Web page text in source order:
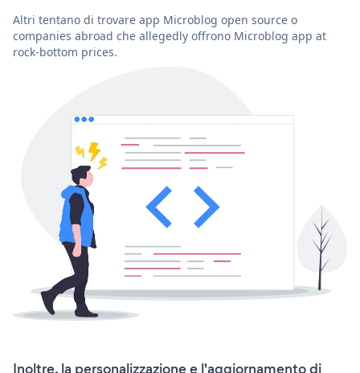
Altri tentano di trovare app Microblog open source o
companies abroad che allegedly offrono Microblog app at
rock-bottom prices.
Inoltre, la personalizzazione e l'aggiornamento di